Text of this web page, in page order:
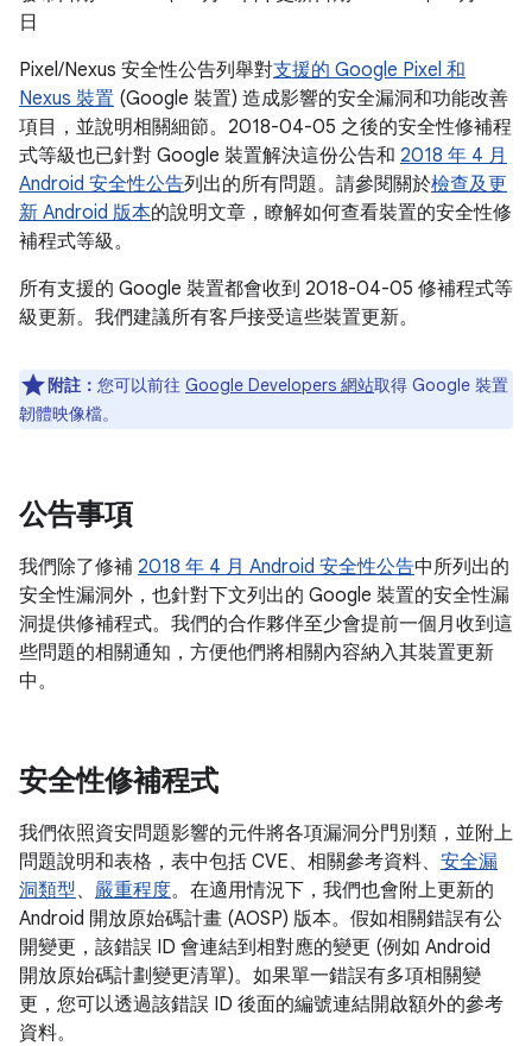
日
Pixel/Nexus 安全性公告列舉對支援的 Google Pixel 和
Nexus 裝置 (Google 裝置) 造成影響的安全漏洞和功能改善
項目，並說明相關細節。2018-04-05 之後的安全性修補程
式等級也已針對 Google 裝置解決這份公告和 2018 年 4 月
Android 安全性公告列出的所有問題。請參閱關於檢查及更
新 Android 版本的說明文章，瞭解如何查看裝置的安全性修
補程式等級。
所有支援的 Google 裝置都會收到 2018-04-05 修補程式等
級更新。我們建議所有客戶接受這些裝置更新。
附註： 您可以前往 Google Developers 網站取得 Google 裝置
韌體映像檔。
公告事項
我們除了修補 2018 年 4 月 Android 安全性公告中所列出的
安全性漏洞外，也針對下文列出的 Google 裝置的安全性漏
洞提供修補程式。我們的合作夥伴至少會提前一個月收到這
些問題的相關通知，方便他們將相關內容納入其裝置更新
中。
安全性修補程式
我們依照資安問題影響的元件將各項漏洞分門別類，並附上
問題說明和表格，表中包括 CVE、相關參考資料、 安全漏
洞類型、 嚴重程度。在適用情況下，我們也會附上更新的
Android 開放原始碼計畫 (AOSP) 版本。假如相關錯誤有公
開變更，該錯誤 ID 會連結到相對應的變更 (例如 Android
開放原始碼計劃變更清單)。如果單一錯誤有多項相關變
更，您可以透過該錯誤 ID 後面的編號連結開啟額外的參考
資料。